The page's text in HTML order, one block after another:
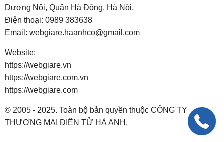
Dương Nội, Quận Hà Đông, Hà Nội.
Điện thoại: 0989 383638
Email: webgiare.haanhco@gmail.com
Website:
https://webgiare.vn
https://webgiare.com.vn
https://webgiare.com
© 2005 - 2025. Toàn bộ bản quyền thuộc CÔNG TY
THƯƠNG MẠI ĐIỆN TỬ HÀ ANH.